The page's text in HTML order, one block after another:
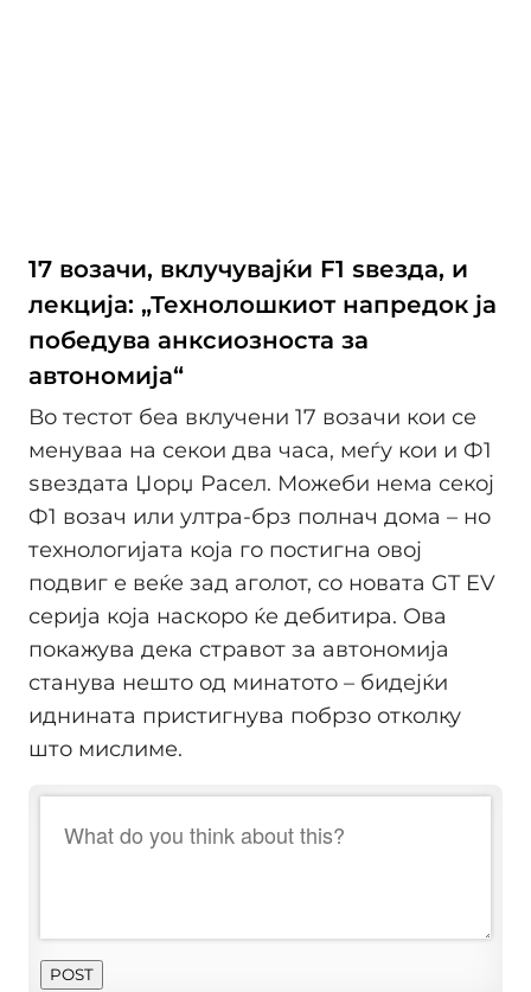
17 возачи, вклучувајќи F1 ѕвезда, и
лекција: „Технолошкиот напредок ја
победува анксиозноста за
автономија“
Во тестот беа вклучени 17 возачи кои се
менуваа на секои два часа, меѓу кои и Ф1
ѕвездата Џорџ Расел. Можеби нема секој
Ф1 возач или ултра-брз полнач дома – но
технологијата која го постигна овој
подвиг е веќе зад аголот, со новата GT EV
серија која наскоро ќе дебитира. Ова
покажува дека стравот за автономија
станува нешто од минатото – бидејќи
иднината пристигнува побрзо отколку
што мислиме.
POST